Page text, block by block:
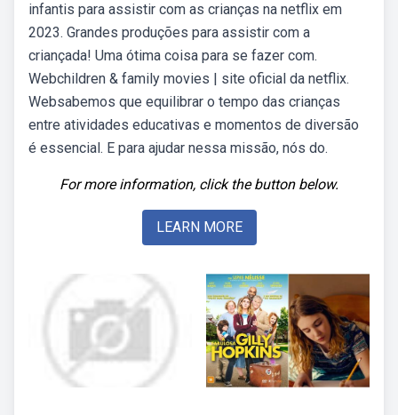
infantis para assistir com as crianças na netflix em
2023. Grandes produções para assistir com a
criançada! Uma ótima coisa para se fazer com.
Webchildren & family movies | site oficial da netflix.
Websabemos que equilibrar o tempo das crianças
entre atividades educativas e momentos de diversão
é essencial. E para ajudar nessa missão, nós do.
For more information, click the button below.
LEARN MORE